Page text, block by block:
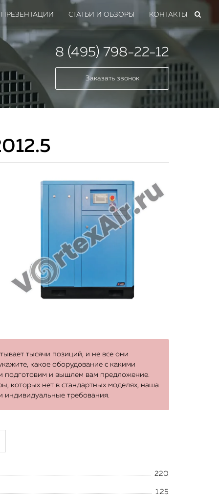
ПРЕЗЕНТАЦИИ СТАТЬИ И ОБЗОРЫ КОНТАКТЫ
всех
8 (495) 798-22-12
Заказать звонок
тысячи позиций, и не все они
какое оборудование с какими
подготовим и вышлем вам предложение.
которых нет в стандартных моделях, наша
индивидуальные требования.
220
1.25